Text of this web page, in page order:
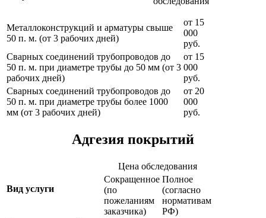
Металлоконструкций и арматуры свыше
50 п. м. (от 3 рабочих дней)
от 15
000
руб.
Сварных соединений трубопроводов до
50 п. м. при диаметре трубы до 50 мм (от 3
рабочих дней)
от 15
000
руб.
Сварных соединений трубопроводов до
50 п. м. при диаметре трубы более 1000
мм (от 3 рабочих дней)
от 20
000
руб.
Адгезия покрытий
Вид услуги
Цена обследования
Сокращенное
(по
пожеланиям
заказчика)
Полное
(согласно
нормативам
РФ)